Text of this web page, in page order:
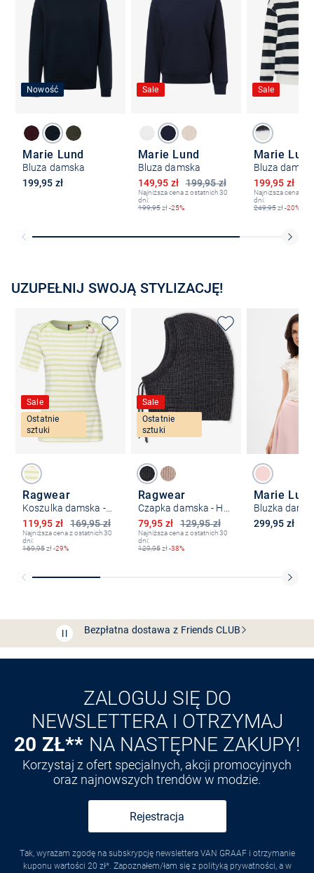
Nowość
Marie Lund
Bluza damska
199,95 zł
Sale
Marie Lund
Bluza damska
199,95 zł
Obniżona cena
149,95 zł
Najniższa cena z ostatnich 30
dni:
199,95zł-25%
Sale
Marie
Bluza
Obniżona
199,95 zł
Najniższa cena z
dni:
249,95zł-20%
UZUPEŁNIJ SWOJĄ STYLIZACJĘ!
Sale
Ostatnie
sztuki
Ragwear
Koszulka damska - Marina
169,95 zł
Obniżona cena
119,95 zł
Najniższa cena z ostatnich 30
dni:
169,95zł-29%
Sale
Ostatnie
sztuki
Ragwear
129,95 zł
Obniżona cena
79,95 zł
Najniższa cena z ostatnich 30
dni:
129,95zł-38%
Marie
Bluzka
299,95 zł
Przedłużenie czasu zwrotu towaru: 60 dni
Odkryj aplikację VANGRAAF
ZALOGUJ SIĘ DO
NEWSLETTERA I OTRZYMAJ
20 ZŁ** NA NASTĘPNE ZAKUPY!
Korzystaj z ofert specjalnych, akcji promocyjnych
oraz najnowszych trendów w modzie.
Rejestracja
Tak, wyrażam zgodę na subskrypcję newslettera VAN GRAAF i otrzymanie
kuponu wartości 20 zł*. Zapoznałem/łam się z polityką prywatności, a w